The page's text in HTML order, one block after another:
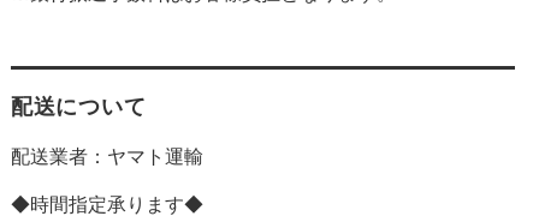
配送について
配送業者：ヤマト運輸
◆時間指定承ります◆